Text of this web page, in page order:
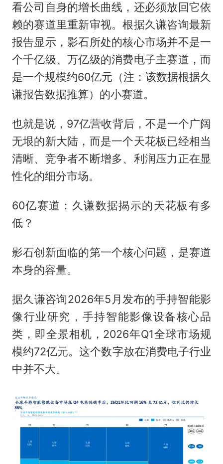
看公司自身的增长曲线，还必须放回它依
赖的赛道里重新审视。根据久谦咨询最新
报告显示，影石所处的核心市场并不是一
个千亿级、万亿级的消费电子主赛道，而
是一个规模约60亿元（注：该数据根据久
谦报告数据推算）的小赛道。
也就是说，97亿营收背后，不是一个广阔
无垠的新大陆，而是一个天花板已经相当
清晰、竞争者不断增多、利润压力正在显
性化的细分市场。
60亿赛道：久谦数据揭示的天花板有多
低？
影石创新面临的第一个核心问题，是赛道
本身的容量。
据久谦咨询2026年5月发布的手持智能影
像行业研究，手持智能影像设备核心品
类，即全景相机，2026年Q1全球市场规
模约72亿元。这个数字放在消费电子行业
中并不大。